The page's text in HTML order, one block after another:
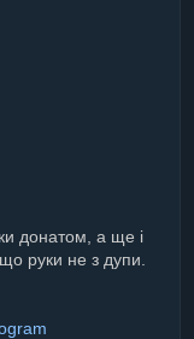
донатом, а ще і
руки не з дупи.